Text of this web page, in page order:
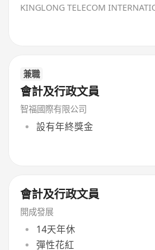
兼職
會計及行政文員
智福國際有限公司
設有年終獎金
會計及行政文員
開成發展
14天年休
彈性花紅